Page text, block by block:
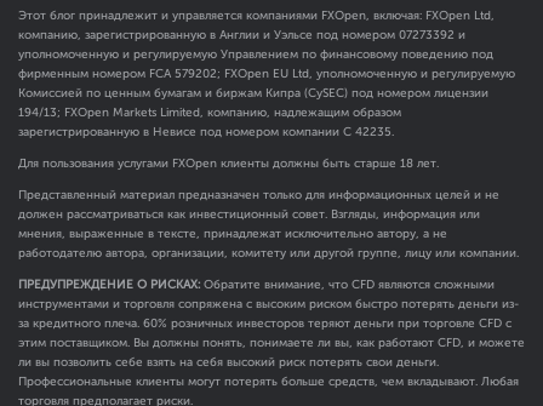
Этот блог принадлежит и управляется компаниями FXOpen, включая: FXOpen Ltd,
компанию, зарегистрированную в Англии и Уэльсе под номером 07273392 и
уполномоченную и регулируемую Управлением по финансовому поведению под
фирменным номером FCA 579202; FXOpen EU Ltd, уполномоченную и регулируемую
Комиссией по ценным бумагам и биржам Кипра (CySEC) под номером лицензии
194/13; FXOpen Markets Limited, компанию, надлежащим образом
зарегистрированную в Невисе под номером компании C 42235.
Для пользования услугами FXOpen клиенты должны быть старше 18 лет.
Представленный материал предназначен только для информационных целей и не
должен рассматриваться как инвестиционный совет. Взгляды, информация или
мнения, выраженные в тексте, принадлежат исключительно автору, а не
работодателю автора, организации, комитету или другой группе, лицу или компании.
ПРЕДУПРЕЖДЕНИЕ О РИСКАХ: Обратите внимание, что CFD являются сложными
инструментами и торговля сопряжена с высоким риском быстро потерять деньги из-
за кредитного плеча. 60% розничных инвесторов теряют деньги при торговле CFD с
этим поставщиком. Вы должны понять, понимаете ли вы, как работают CFD, и можете
ли вы позволить себе взять на себя высокий риск потерять свои деньги.
Профессиональные клиенты могут потерять больше средств, чем вкладывают. Любая
торговля предполагает риски.